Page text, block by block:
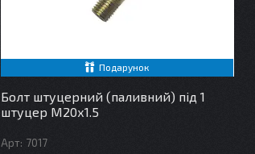
Подарунок
Болт штуцерний (паливний) під 1
штуцер М20х1.5
7017